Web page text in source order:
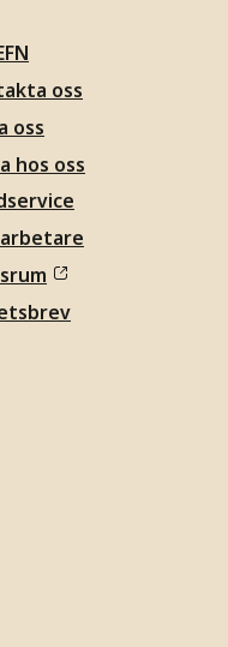
oss
oss
hos oss